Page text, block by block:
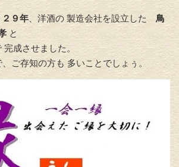
２９年、洋酒の 製造会社を設立した鳥
と
完成させました。
、ご存知の方も 多いことでしょぅ。